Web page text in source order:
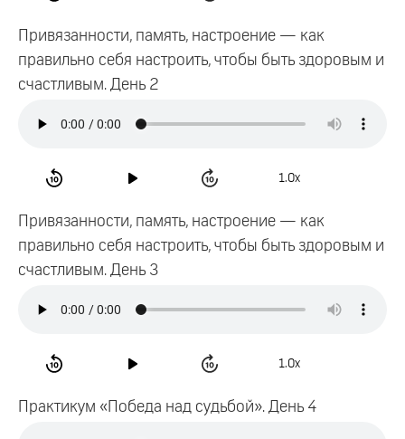
Привязанности, память, настроение — как
правильно себя настроить, чтобы быть здоровым и
счастливым. День 2
1.0x
Привязанности, память, настроение — как
правильно себя настроить, чтобы быть здоровым и
счастливым. День 3
1.0x
Практикум «Победа над судьбой». День 4